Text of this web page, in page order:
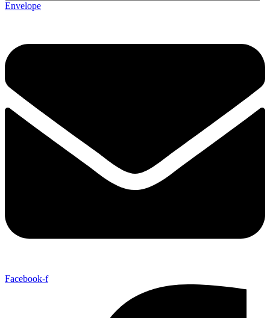
Envelope
Facebook-f